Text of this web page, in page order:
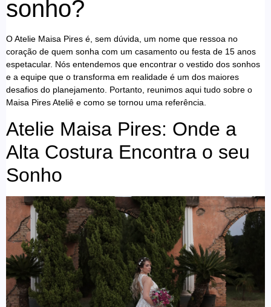
sonho?
O Atelie Maisa Pires é, sem dúvida, um nome que ressoa no
coração de quem sonha com um casamento ou festa de 15 anos
espetacular. Nós entendemos que encontrar o vestido dos sonhos
e a equipe que o transforma em realidade é um dos maiores
desafios do planejamento. Portanto, reunimos aqui tudo sobre o
Maisa Pires Ateliê e como se tornou uma referência.
Atelie Maisa Pires: Onde a
Alta Costura Encontra o seu
Sonho